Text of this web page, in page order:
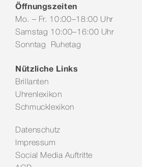
Öffnungszeiten
Mo. – Fr. 10:00–18:00 Uhr
Samstag 10:00–16:00 Uhr
Sonntag Ruhetag
Nützliche Links
Brillanten
Uhrenlexikon
Schmucklexikon
Datenschutz
Impressum
Social Media Auftritte